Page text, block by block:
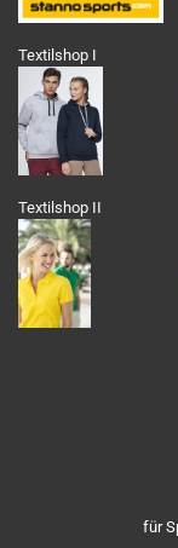
Textilshop I
Textilshop II
für